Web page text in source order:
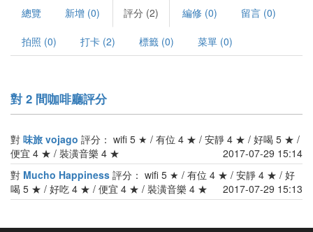
總覽 新增 (0) 評分 (2) 編修 (0) 留言 (0)
拍照 (0) 打卡 (2) 標籤 (0) 菜單 (0)
對 2 間咖啡廳評分
對 味旅 vojago 評分： wifi 5 ★ / 有位 4 ★ / 安靜 4 ★ / 好喝 5 ★ /
便宜 4 ★ / 裝潢音樂 4 ★
2017-07-29 15:14
對 Mucho Happiness 評分： wifi 5 ★ / 有位 4 ★ / 安靜 4 ★ / 好
喝 5 ★ / 好吃 4 ★ / 便宜 4 ★ / 裝潢音樂 4 ★
2017-07-29 15:13